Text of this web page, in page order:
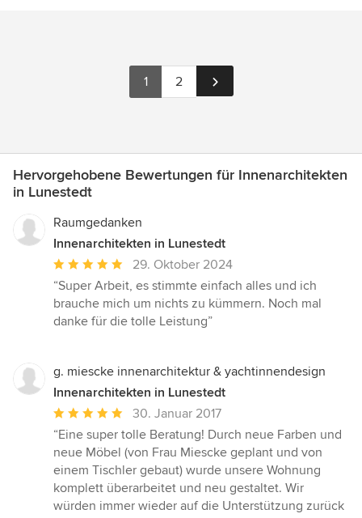
1 2
Hervorgehobene Bewertungen für Innenarchitekten
in Lunestedt
Raumgedanken
Innenarchitekten in Lunestedt
Durchschnittliche
Bewertung:
5
von
29. Oktober 2024
“Super Arbeit, es stimmte einfach alles und ich
brauche mich um nichts zu kümmern. Noch mal
danke für die tolle Leistung”
g. miescke innenarchitektur & yachtinnendesign
Innenarchitekten in Lunestedt
Durchschnittliche
Bewertung:
5
von
5
Sternen
30. Januar 2017
“Eine super tolle Beratung! Durch neue Farben und
neue Möbel (von Frau Miescke geplant und von
einem Tischler gebaut) wurde unsere Wohnung
komplett überarbeitet und neu gestaltet. Wir
würden immer wieder auf die Unterstützung zurück